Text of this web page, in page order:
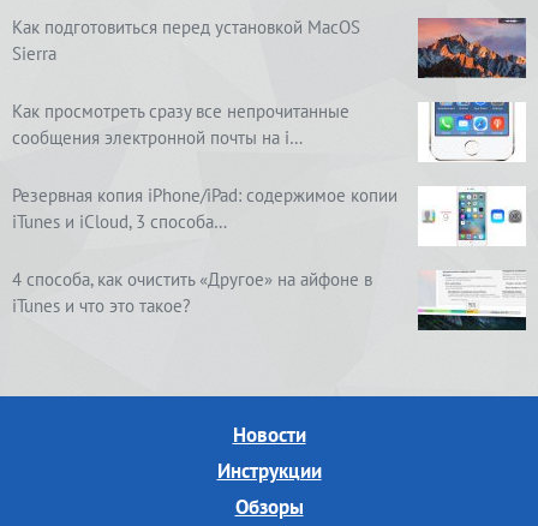
Как подготовиться перед установкой MacOS
Sierra
Как просмотреть сразу все непрочитанные
сообщения электронной почты на i…
Резервная копия iPhone/iPad: содержимое копии
iTunes и iCloud, 3 способа…
4 способа, как очистить «Другое» на айфоне в
iTunes и что это такое?
Новости
Инструкции
Обзоры